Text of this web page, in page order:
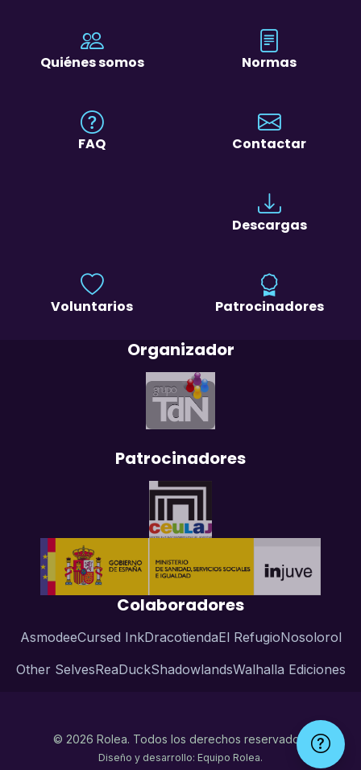
Quiénes somos Normas
FAQ Contactar
Descargas
Voluntarios Patrocinadores
Organizador
Patrocinadores
Colaboradores
AsmodeeCursed InkDracotiendaEl RefugioNosolorol
Other SelvesReaDuckShadowlandsWalhalla Ediciones
© 2026 Rolea. Todos los derechos reservados.
Diseño y desarrollo: Equipo Rolea.